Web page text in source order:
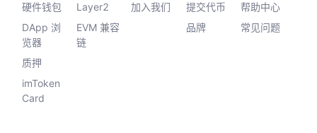
硬件钱包
DApp 浏
览器
质押
imToken
Card
Layer2
EVM 兼容
链
加入我们
提交代币
品牌
帮助中心
常见问题